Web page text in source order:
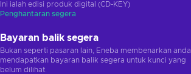
Ini ialah edisi produk digital (CD-KEY)
Penghantaran segera
Bayaran balik segera
Bukan seperti pasaran lain, Eneba membenarkan anda
mendapatkan bayaran balik segera untuk kunci yang
belum dilihat.